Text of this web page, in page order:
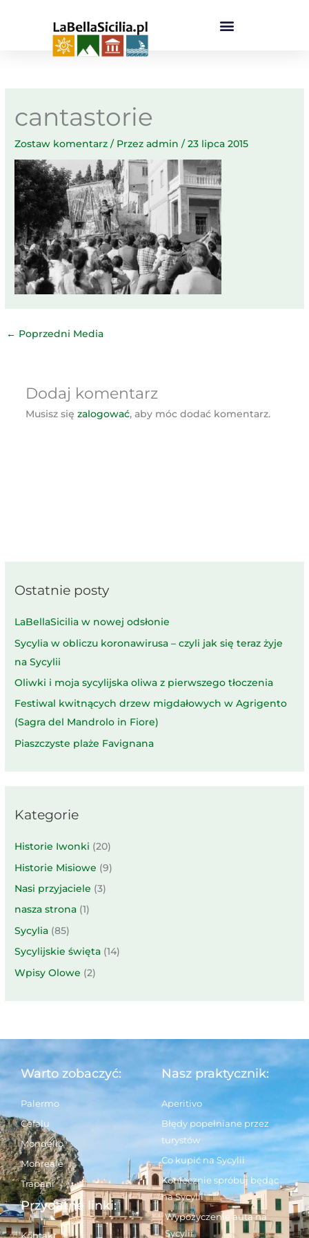
cantastorie
Zostaw komentarz / Przezadmin/23 lipca 2015
← Poprzedni Media
Dodaj komentarz
Musisz się zalogować, aby móc dodać komentarz.
Ostatnie posty
LaBellaSicilia w nowej odsłonie
Sycylia w obliczu koronawirusa – czyli jak się teraz żyje
na Sycylii
Oliwki i moja sycylijska oliwa z pierwszego tłoczenia
Festiwal kwitnących drzew migdałowych w Agrigento
(Sagra del Mandrolo in Fiore)
Piaszczyste plaże Favignana
Kategorie
Historie Iwonki (20)
Historie Misiowe (9)
Nasi przyjaciele (3)
nasza strona (1)
Sycylia (85)
Sycylijskie święta (14)
Wpisy Olowe (2)
Warto zobaczyć:
Palermo
Cefalu
Mondello
Monreale
Trapani
Nasz praktycznik:
Aperitivo
Błędy popełniane przez
turystów
Co kupić na Sycylii
Koniecznie spróbuj będąc
na Sycylii
Wypożyczenie auta na
Sycylii
Przydatne linki:
Kontakt